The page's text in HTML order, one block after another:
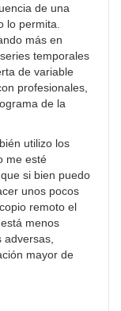
de una
lo permita.
más en
temporales
de variable
profesionales,
de la
utilizo los
me esté
si bien puedo
unos pocos
remoto el
menos
adversas,
mayor de